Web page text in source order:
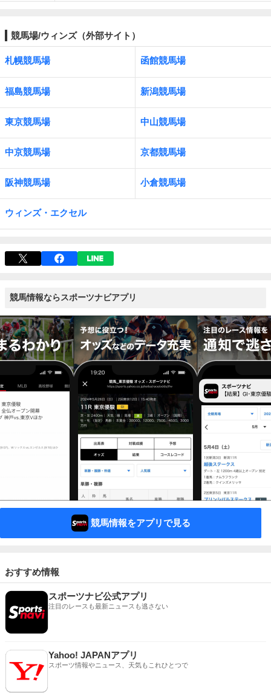
競馬場/ウィンズ（外部サイト）
札幌競馬場 函館競馬場
福島競馬場 新潟競馬場
東京競馬場 中山競馬場
中京競馬場 京都競馬場
阪神競馬場 小倉競馬場
ウィンズ・エクセル
競馬情報ならスポーツナビアプリ
競馬情報をアプリで見る
おすすめ情報
スポーツナビ公式アプリ
注目のレースも最新ニュースも逃さない
Yahoo! JAPANアプリ
スポーツ情報やニュース、天気もこれひとつで